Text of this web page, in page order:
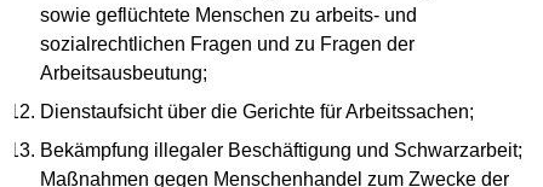
sowie geflüchtete Menschen zu arbeits- und
sozialrechtlichen Fragen und zu Fragen der
Arbeitsausbeutung;
Dienstaufsicht über die Gerichte für Arbeitssachen;
Bekämpfung illegaler Beschäftigung und Schwarzarbeit;
Maßnahmen gegen Menschenhandel zum Zwecke der